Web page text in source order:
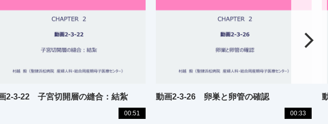
2-3-22 子宮切開層の縫合：結紮
00:51
動画2-3-26 卵巣と卵管の確認
00:33